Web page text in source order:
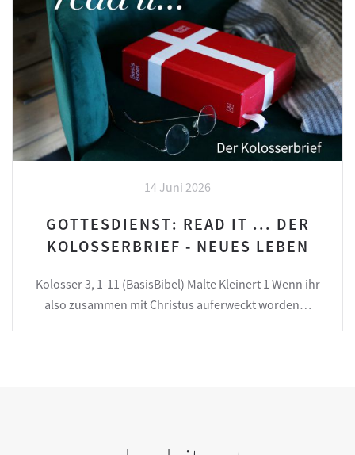
14 Juni 2026
GOTTESDIENST: READ IT ... DER
KOLOSSERBRIEF - NEUES LEBEN
Kolosser 3, 1-11 (BasisBibel) Malte Kleinert 1 Wenn ihr
also zusammen mit Christus auferweckt worden…